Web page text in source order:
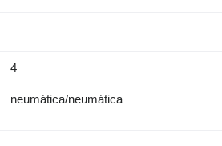
4
neumática/neumática